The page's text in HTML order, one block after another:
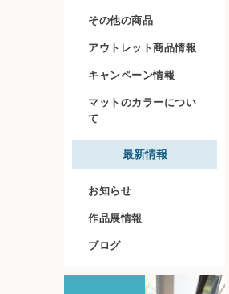
その他の商品
アウトレット商品情報
キャンペーン情報
マットのカラーについ
て
最新情報
お知らせ
作品展情報
ブログ